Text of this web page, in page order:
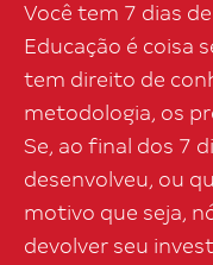
Você tem 7 dias
Educação é coisa
tem direito de
metodologia, os
Se, ao final dos 7
desenvolveu, ou
motivo que seja,
devolver seu